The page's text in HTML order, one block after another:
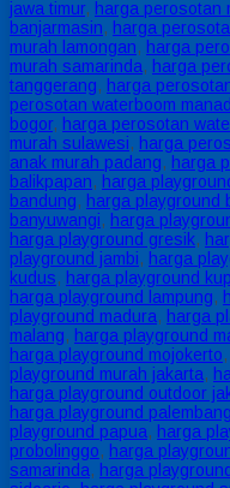
jawa timur, harga perosotan
banjarmasin, harga
murah lamongan, harga
murah samarinda, harga
tanggerang, harga
perosotan waterboom
bogor, harga perosotan
murah sulawesi, harga
anak murah padang, harga
balikpapan, harga
bandung, harga playground
banyuwangi, harga
harga playground gresik,
playground jambi, harga
kudus, harga playground
harga playground lampung,
playground madura, harga
malang, harga playground
harga playground mojokerto,
playground murah jakarta,
harga playground outdoor
harga playground palembang
playground papua, harga
probolinggo, harga
samarinda, harga